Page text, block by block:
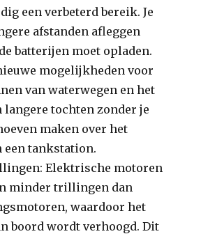
een verbeterd bereik. Je
afstanden afleggen
batterijen moet opladen.
mogelijkheden voor
van waterwegen en het
langere tochten zonder je
maken over het
een tankstation.
Elektrische motoren
minder trillingen dan
waardoor het
boord wordt verhoogd. Dit